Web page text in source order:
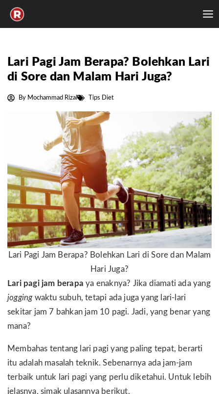
content
Lari Pagi Jam Berapa? Bolehkan Lari
di Sore dan Malam Hari Juga?
By Mochammad Rizal Tips Diet
Lari Pagi Jam Berapa? Bolehkan Lari di Sore dan Malam
Hari Juga?
Lari pagi jam berapa ya enaknya? Jika diamati ada yang
jogging waktu subuh, tetapi ada juga yang lari-lari
sekitar jam 7 bahkan jam 10 pagi. Jadi, yang benar yang
mana?
Membahas tentang lari pagi yang paling tepat, berarti
itu adalah masalah teknik. Sebenarnya ada jam-jam
terbaik untuk lari pagi yang perlu diketahui. Untuk lebih
jelasnya, simak ulasannya berikut.